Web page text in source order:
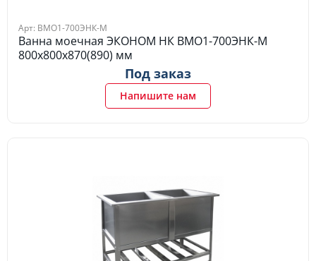
Арт: ВМО1-700ЭНК-М
Ванна моечная ЭКОНОМ НК ВМО1-700ЭНК-М
800х800х870(890) мм
Под заказ
Напишите нам